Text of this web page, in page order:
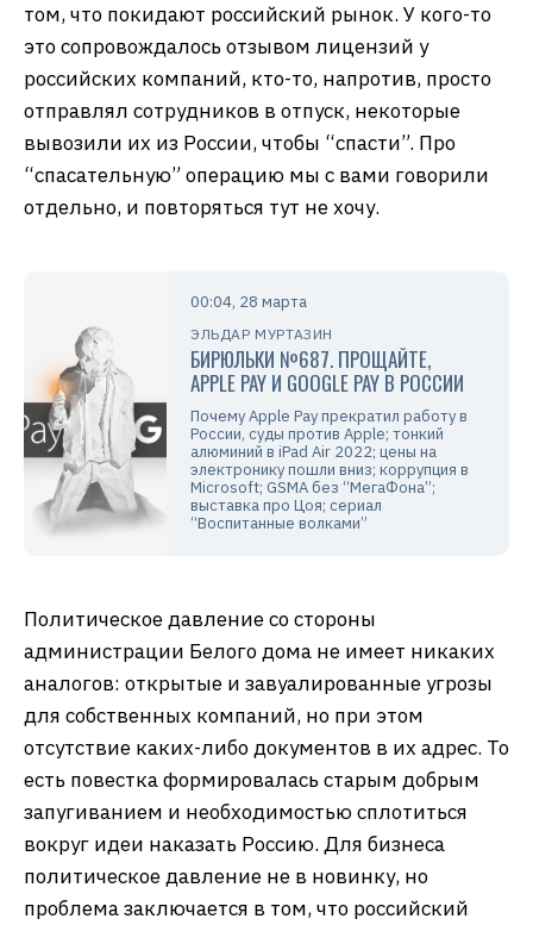
том, что покидают российский рынок. У кого-то
это сопровождалось отзывом лицензий у
российских компаний, кто-то, напротив, просто
отправлял сотрудников в отпуск, некоторые
вывозили их из России, чтобы “спасти”. Про
“спасательную” операцию мы с вами говорили
отдельно, и повторяться тут не хочу.
00:04, 28 марта
ЭЛЬДАР МУРТАЗИН
БИРЮЛЬКИ №687. ПРОЩАЙТЕ,
APPLE PAY И GOOGLE PAY В РОССИИ
Почему Apple Pay прекратил работу в
России, суды против Apple; тонкий
алюминий в iPad Air 2022; цены на
электронику пошли вниз; коррупция в
Microsoft; GSMA без “МегаФона”;
выставка про Цоя; сериал
“Воспитанные волками”
Политическое давление со стороны
администрации Белого дома не имеет никаких
аналогов: открытые и завуалированные угрозы
для собственных компаний, но при этом
отсутствие каких-либо документов в их адрес. То
есть повестка формировалась старым добрым
запугиванием и необходимостью сплотиться
вокруг идеи наказать Россию. Для бизнеса
политическое давление не в новинку, но
проблема заключается в том, что российский